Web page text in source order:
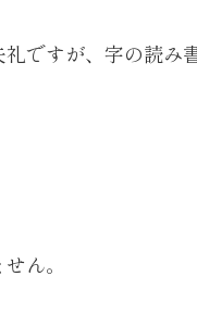
ですが、字の読み
ん。